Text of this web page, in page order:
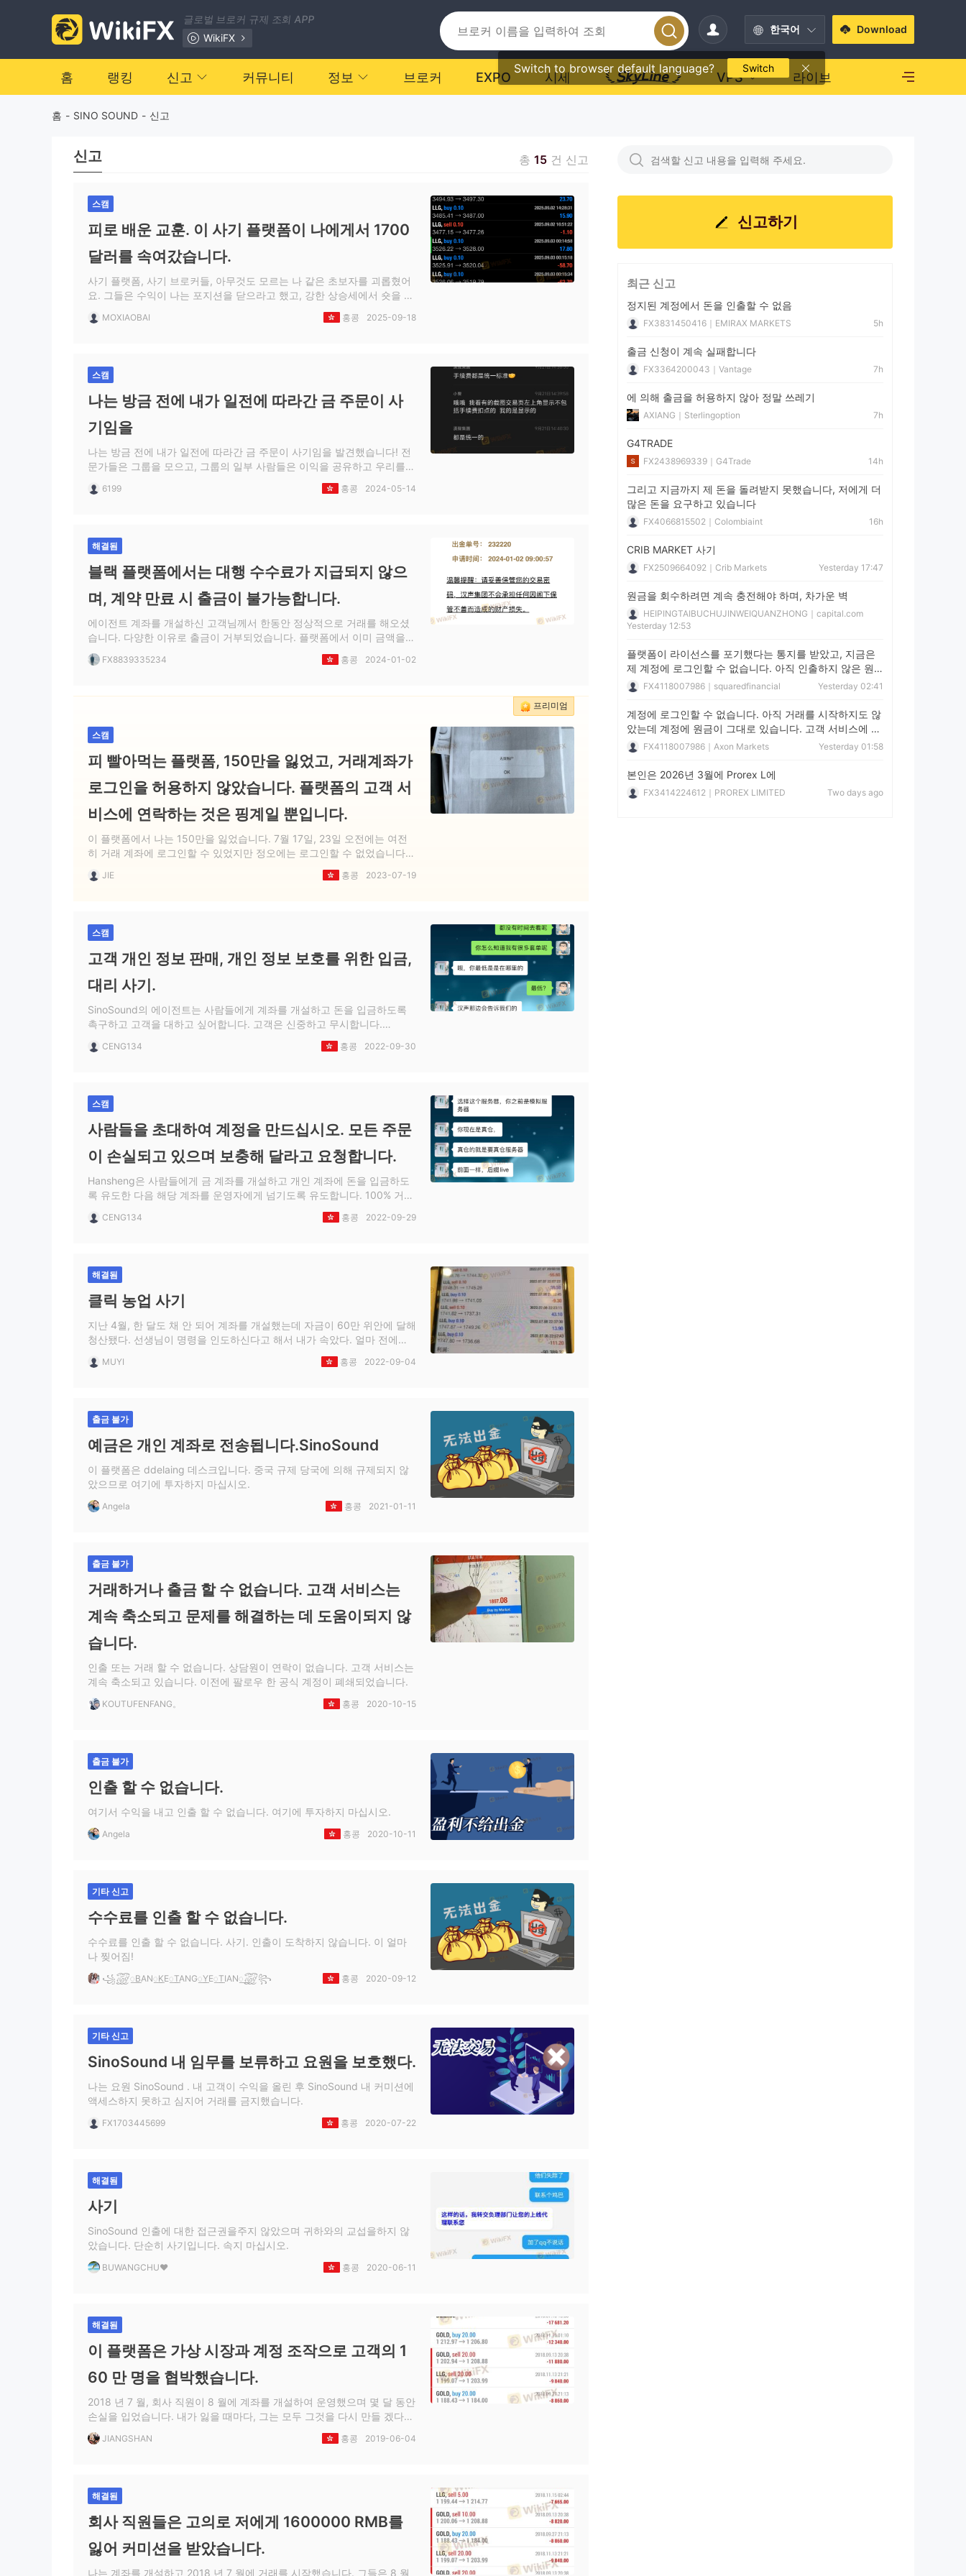
글로벌 브로커 규제 조회 APP
WikiFX
한국어
Switch to browser default language? Switch
Download
홈 랭킹 신고 커뮤니티 정보 브로커 EXPO 시세 VPS 라이브
홈 - SINO SOUND - 신고
신고 총 15 건 신고
스캠
피로 배운 교훈. 이 사기 플랫폼이 나에게서 1700
달러를 속여갔습니다.
사기 플랫폼, 사기 브로커들, 아무것도 모르는 나 같은 초보자를 괴롭혔어
요. 그들은 수익이 나는 포지션을 닫으라고 했고, 강한 상승세에서 숏을 걸
라고 했고, 포지션을 유지하라고, 기다리라고, 내일까지 기다리라고, 다음
주까지 기다리라고 했어요—결국 모든 돈이 사라질 때까지요. 고객 서비스
MOXIAOBAI 홍콩 2025-09-18
스캠
나는 방금 전에 내가 일전에 따라간 금 주문이 사
기임을
나는 방금 전에 내가 일전에 따라간 금 주문이 사기임을 발견했습니다! 전
문가들은 그룹을 모으고, 그룹의 일부 사람들은 이익을 공유하고 우리를
협력하는 대리점과의 계정 개설을 유도합니다. 많은 사람들이 외환 거래를
해본 적이 없습니다. 모두의 수입을 세 배로 늘릴 것이라고 말했고, 그럼
자마자 판매하도록 통보됩니다. 대신, 손실 주문에 포지션을 추가합니다.
그래서 포지션은 청산됩니다. 딱 7일 만에, 그들은 우리를 미친 듯이 클릭
팜을 하도록 이끌었습니다. 15만 달러를 잃었습니다.
6199 홍콩 2024-05-14
해결됨
블랙 플랫폼에서는 대행 수수료가 지급되지 않으
며, 계약 만료 시 출금이 불가능합니다.
에이전트 계좌를 개설하신 고객님께서 한동안 정상적으로 거래를 해오셨
습니다. 다양한 이유로 출금이 거부되었습니다. 플랫폼에서 이미 금액을
공제했지만 내 계좌에 입금되지 않았습니다.
FX8839335234 홍콩 2024-01-02
프리미엄
스캠
피 빨아먹는 플랫폼, 150만을 잃었고, 거래계좌가
로그인을 허용하지 않았습니다. 플랫폼의 고객 서
비스에 연락하는 것은 핑계일 뿐입니다.
이 플랫폼에서 나는 150만을 잃었습니다. 7월 17일, 23일 오전에는 여전
히 거래 계좌에 로그인할 수 있었지만 정오에는 로그인할 수 없었습니다.
고객센터에 문의했더니 계속 거절하더군요. 블랙플랫폼입니다.
JIE 홍콩 2023-07-19
스캠
고객 개인 정보 판매, 개인 정보 보호를 위한 입금,
대리 사기.
SinoSound의 에이전트는 사람들에게 계좌를 개설하고 돈을 입금하도록
촉구하고 고객을 대하고 싶어합니다. 고객은 신중하고 무시합니다.
SinoSounds는 고객의 주문 정보를 대리인에게 판매하므로 대리인은 부적
절한 조작으로 인해 고객이 손해를 입을 것이라고 말할 이유가 있고 대리
는 그것을 믿지 않았습니다. SinoSound는 또한 다양한 개인 계정입니다.
SinoSound 플랫폼에는 심각한 사기 및 자금 세탁이 있습니다. 모두가 속
지 않기를 바랍니다. 정의가 피해자에게 정의를 내리길 바랍니다.
CENG134 홍콩 2022-09-30
스캠
사람들을 초대하여 계정을 만드십시오. 모든 주문
이 손실되고 있으며 보충해 달라고 요청합니다.
Hansheng은 사람들에게 금 계좌를 개설하고 개인 계좌에 돈을 입금하도
록 유도한 다음 해당 계좌를 운영자에게 넘기도록 유도합니다. 100% 거짓
CENG134 홍콩 2022-09-29
해결됨
클릭 농업 사기
지난 4월, 한 달도 채 안 되어 계좌를 개설했는데 자금이 60만 위안에 달해
청산됐다. 선생님이 명령을 인도하신다고 해서 내가 속았다. 얼마 전에는
관리할 시간이 없었어요. 이제 나는 이것이 본토에서 불법이라고 친구들로
부터 들었습니다.
MUYI 홍콩 2022-09-04
출금 불가
예금은 개인 계좌로 전송됩니다.SinoSound
이 플랫폼은 ddelaing 데스크입니다. 중국 규제 당국에 의해 규제되지 않
았으므로 여기에 투자하지 마십시오.
Angela 홍콩 2021-01-11
출금 불가
거래하거나 출금 할 수 없습니다. 고객 서비스는
계속 축소되고 문제를 해결하는 데 도움이되지 않
습니다.
인출 또는 거래 할 수 없습니다. 상담원이 연락이 없습니다. 고객 서비스는
계속 축소되고 있습니다. 이전에 팔로우 한 공식 계정이 폐쇄되었습니다.
KOUTUFENFANG。 홍콩 2020-10-15
출금 불가
인출 할 수 없습니다.
여기서 수익을 내고 인출 할 수 없습니다. 여기에 투자하지 마십시오.
Angela 홍콩 2020-10-11
기타 신고
수수료를 인출 할 수 없습니다.
수수료를 인출 할 수 없습니다. 사기. 인출이 도착하지 않습니다. 이 얼마
나 찢어짐!
꧁꫞꯭BAN꯭KE꯭TANG꯭YE꯭TIAN꯭꫞꧂ 홍콩 2020-09-12
기타 신고
SinoSound 내 임무를 보류하고 요원을 보호했다.
나는 요원 SinoSound . 내 고객이 수익을 올린 후 SinoSound 내 커미션에
액세스하지 못하고 심지어 거래를 금지했습니다.
FX1703445699 홍콩 2020-07-22
해결됨
사기
SinoSound 인출에 대한 접근권을주지 않았으며 귀하와의 교섭을하지 않
았습니다. 단순히 사기입니다. 속지 마십시오.
BUWANGCHU❤ 홍콩 2020-06-11
해결됨
이 플랫폼은 가상 시장과 계정 조작으로 고객의 1
60 만 명을 협박했습니다.
2018 년 7 월, 회사 직원이 8 월에 계좌를 개설하여 운영했으며 몇 달 동안
손실을 입었습니다. 내가 잃을 때마다, 그는 모두 그것을 다시 만들 겠다는
확신을 가지고있었습니다. 나는 연속 8 회 펀드를 입금했고 결국 160 만
RMB를 잃었다. 1 월부터 나는 경찰에 전화를 걸어 회사에 불만을 제기하
회사는 계속 연구에 응답하지 않았다고 말하면서 계속 연락을 취했습니다.
초기 단계에서 연락 한 관리자는 사라졌습니다. , 홍콩 한센으로 갔고 접수
원은 일주일 내에 관리와 답변을 요청해야한다고 말했지만 1 주일 동안 홍
콩에 머무를 수는 없었지만 문제를 해결하기 위해 성실하고 입소문이 없었
습니다. 경찰서에 신고하여 경찰, CGSE 및 홍콩 통화 당국에보고합니다.
다시 노출!
JIANGSHAN 홍콩 2019-06-04
해결됨
회사 직원들은 고의로 저에게 1600000 RMB를
잃어 커미션을 받았습니다.
나는 계좌를 개설하고 2018 년 7 월에 거래를 시작했습니다. 그들은 8 월
신고하기
최근 신고
정지된 계정에서 돈을 인출할 수 없음
FX3831450416｜ EMIRAX MARKETS 5h
출금 신청이 계속 실패합니다
FX3364200043｜ Vantage 7h
에 의해 출금을 허용하지 않아 정말 쓰레기
AXIANG｜ Sterlingoption 7h
G4TRADE
FX2438969339｜ G4Trade 14h
그리고 지금까지 제 돈을 돌려받지 못했습니다, 저에게 더
많은 돈을 요구하고 있습니다
FX4066815502｜ Colombiaint 16h
CRIB MARKET 사기
FX2509664092｜ Crib Markets Yesterday 17:47
원금을 회수하려면 계속 충전해야 하며, 차가운 벽
HEIPINGTAIBUCHUJINWEIQUANZHONG｜ capital.com
Yesterday 12:53
플랫폼이 라이선스를 포기했다는 통지를 받았고, 지금은
제 계정에 로그인할 수 없습니다. 아직 인출하지 않은 원
금 잔액이 있습니다.
FX4118007986｜ squaredfinancial Yesterday 02:41
계정에 로그인할 수 없습니다. 아직 거래를 시작하지도 않
았는데 계정에 원금이 그대로 있습니다. 고객 서비스에 연
락했지만 응답이 없습니다.
FX4118007986｜ Axon Markets Yesterday 01:58
본인은 2026년 3월에 Prorex L에
FX3414224612｜ PROREX LIMITED Two days ago